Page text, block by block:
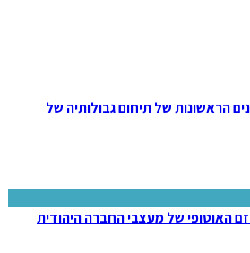
הראשונות של תיחום גבולותיה של